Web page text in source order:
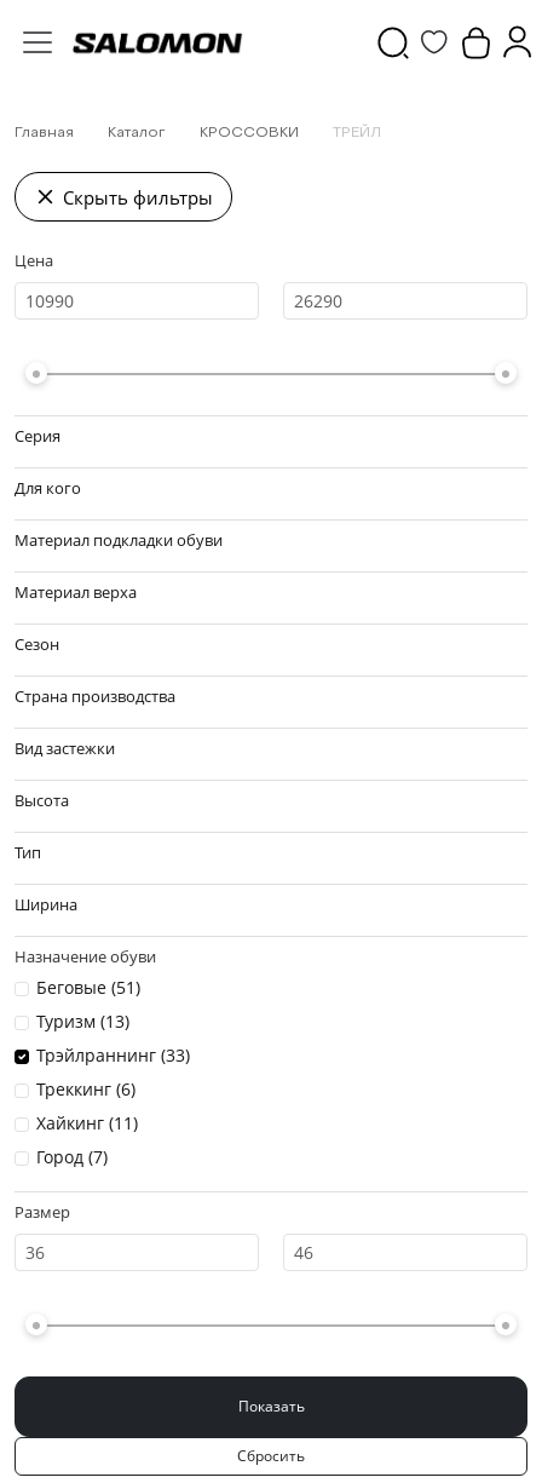
Главная Каталог КРОССОВКИ ТРЕЙЛ
Скрыть фильтры
Цена
Серия
Для кого
Материал подкладки обуви
Материал верха
Сезон
Страна производства
Вид застежки
Высота
Тип
Ширина
Назначение обуви
Беговые (51)
Туризм (13)
Трэйлраннинг (33)
Треккинг (6)
Хайкинг (11)
Город (7)
Размер